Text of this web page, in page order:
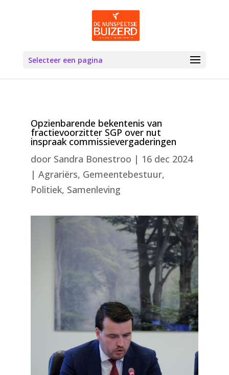
Selecteer een pagina
Opzienbarende bekentenis van
fractievoorzitter SGP over nut
inspraak commissievergaderingen
door Sandra Bonestroo | 16 dec 2024
| Agrariërs, Gemeentebestuur,
Politiek, Samenleving